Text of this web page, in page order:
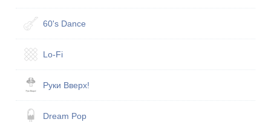
60's Dance
Lo-Fi
Руки Вверх!
Dream Pop